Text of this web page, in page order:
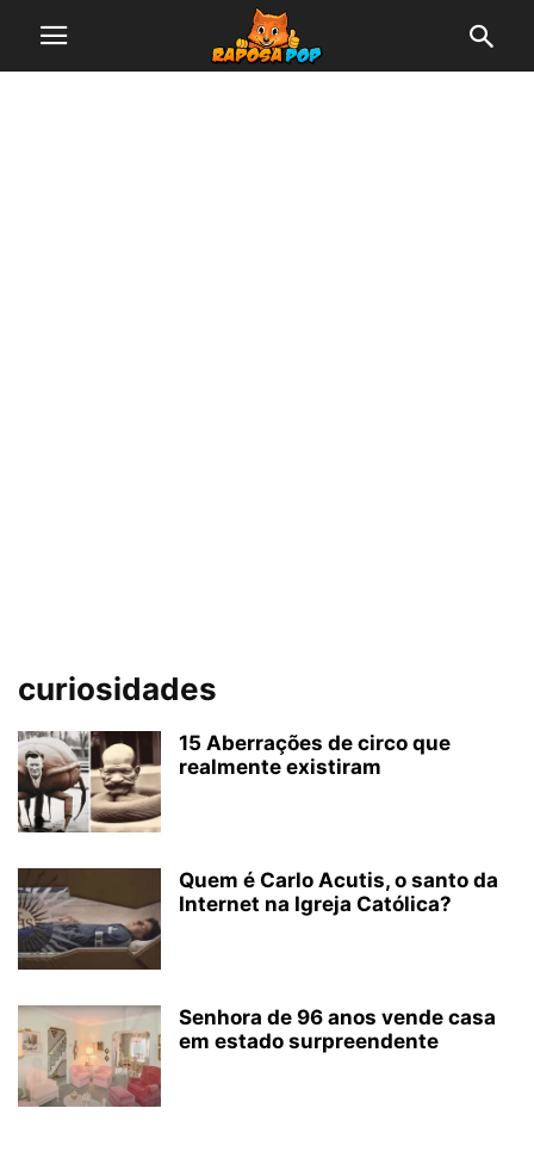
curiosidades
15 Aberrações de circo que
realmente existiram
Quem é Carlo Acutis, o santo da
Internet na Igreja Católica?
Senhora de 96 anos vende casa
em estado surpreendente